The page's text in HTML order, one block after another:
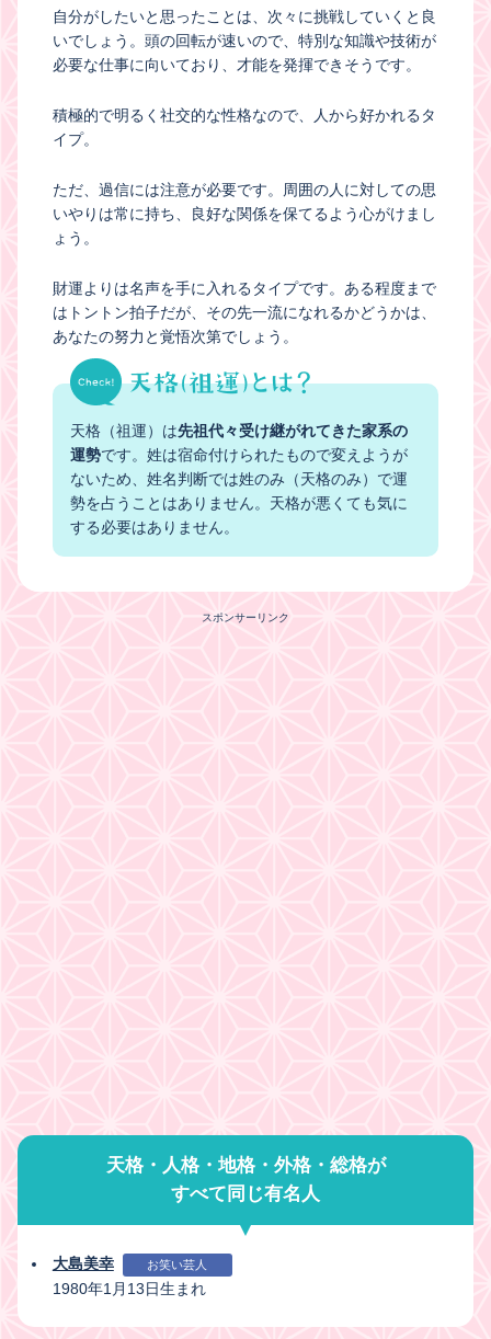
自分がしたいと思ったことは、次々に挑戦していくと良
いでしょう。頭の回転が速いので、特別な知識や技術が
必要な仕事に向いており、才能を発揮できそうです。
積極的で明るく社交的な性格なので、人から好かれるタ
イプ。
ただ、過信には注意が必要です。周囲の人に対しての思
いやりは常に持ち、良好な関係を保てるよう心がけまし
ょう。
財運よりは名声を手に入れるタイプです。ある程度まで
はトントン拍子だが、その先一流になれるかどうかは、
あなたの努力と覚悟次第でしょう。
天格（祖運）は先祖代々受け継がれてきた家系の
運勢です。姓は宿命付けられたもので変えようが
ないため、姓名判断では姓のみ（天格のみ）で運
勢を占うことはありません。天格が悪くても気に
する必要はありません。
スポンサーリンク
天格・人格・地格・外格・総格が
すべて同じ有名人
大島美幸 お笑い芸人
1980年1月13日生まれ